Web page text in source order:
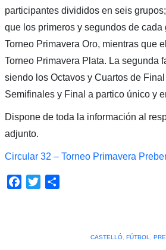
participantes divididos en seis
que los primeros y segundos de cada
Torneo Primavera Oro, mientras que
Torneo Primavera Plata. La segunda
siendo los Octavos y Cuartos de
Semifinales y Final a partico único y
Dispone de toda la información al
adjunto.
Circular 32 – Torneo Primavera
Facebook
Twitter
CASTELLÓ, FÚTBOL